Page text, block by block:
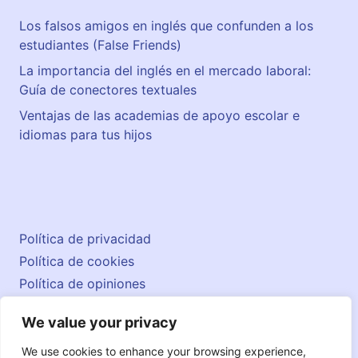
We value your privacy
We use cookies to enhance your browsing experience,
Los falsos amigos en inglés que confunden a los
estudiantes (False Friends)
La importancia del inglés en el mercado laboral:
Guía de conectores textuales
Ventajas de las academias de apoyo escolar e
idiomas para tus hijos
© 2026 englishatlas.es
Política de privacidad
Política de cookies
Política de opiniones
Contacto